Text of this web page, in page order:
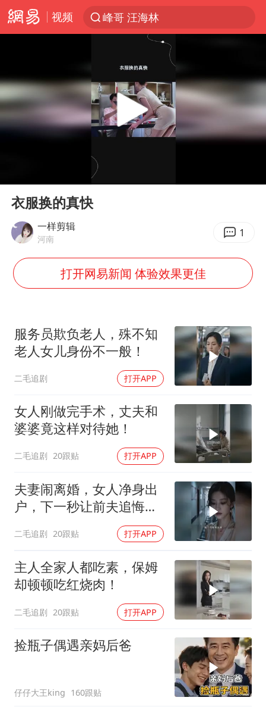
视频
峰哥 汪海林
解锁各地夏日限定体验
河南重大刑事案嫌疑人落网
富婆带资进组给自己硬加60多场吻戏
黄金创今年来最大单周涨幅
牛津大学一纸声明甩不了锅
新疆景区自驾服务费改为按车收费
女主硬加吻戏短剧已下架
浙江台州《告全体市民书》
香港宏福苑火灾或由烟头引起
西贝创始人贾国龙押注鲜羊赛道
人民的健康、体质、幸福一脉相承
Play
衣服换的真快
一样剪辑
河南 1
打开网易新闻 体验效果更佳
服务员欺负老人，殊不知
老人女儿身份不一般！
二毛追剧 打开APP
女人刚做完手术，丈夫和
婆婆竟这样对待她！
二毛追剧 20跟贴 打开APP
夫妻闹离婚，女人净身出
户，下一秒让前夫追悔莫
二毛追剧 20跟贴 打开APP
主人全家人都吃素，保姆
却顿顿吃红烧肉！
二毛追剧 20跟贴 打开APP
捡瓶子偶遇亲妈后爸
仔仔大王king 160跟贴